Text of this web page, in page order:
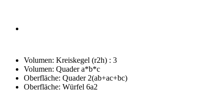
Volumen: Kreiskegel (r2h) : 3
Volumen: Quadera*b*c
Oberfläche: Quader 2(ab+ac+bc)
Oberfläche: Würfel 6a2